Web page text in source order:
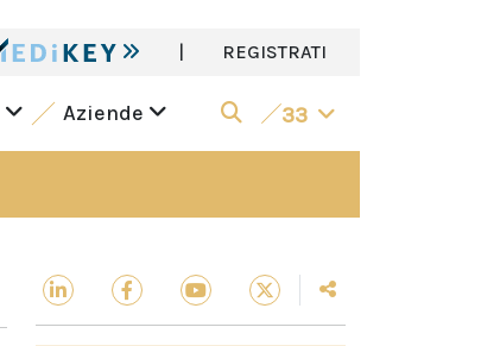
| REGISTRATI
Aziende 33